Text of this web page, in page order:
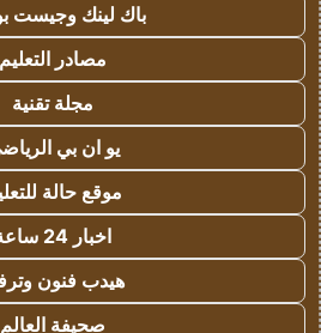
باك لينك وجيست
مصادر التعليم
مجلة تقنية
يو ان بي
موقع حالة
اخبار 24 ساعة
هيدب فنون
صحيفة العالم